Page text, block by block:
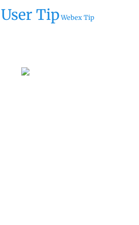
User TipWebex Tip